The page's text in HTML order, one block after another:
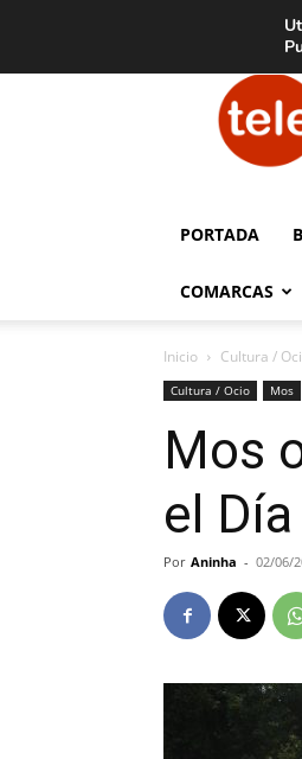
PORTADA
COMARCAS
Inicio Cultura /
Cultura / Ocio Mos
Mos
el
Por Aninha - 02/06/